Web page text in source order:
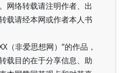
网络转载请注明作者、出
载请经本网或作者本人书
（非爱思想网）”的作品，
载目的在于分享信息、助